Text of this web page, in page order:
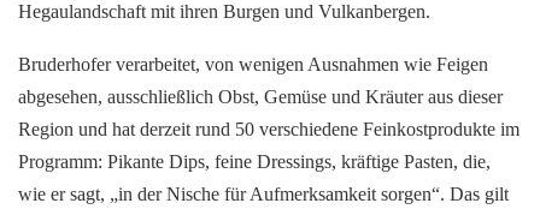
Hegaulandschaft mit ihren Burgen und Vulkanbergen.
Bruderhofer verarbeitet, von wenigen Ausnahmen wie Feigen
abgesehen, ausschließlich Obst, Gemüse und Kräuter aus dieser
Region und hat derzeit rund 50 verschiedene Feinkostprodukte im
Programm: Pikante Dips, feine Dressings, kräftige Pasten, die,
wie er sagt, „in der Nische für Aufmerksamkeit sorgen“. Das gilt